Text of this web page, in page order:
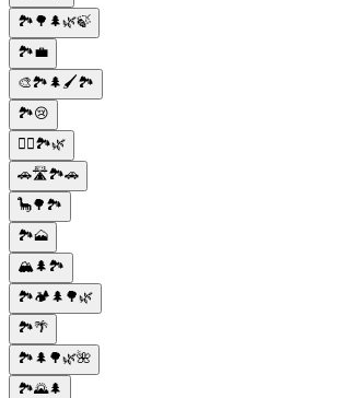
🏞️🌳🌲🌿🍃
🏞️💼
🎨🏞️🌲🖌️🏞️
🏞️😢
🚴‍♀️🏞️🌿
🚗🛣️🏞️🚗
🦕🌳🏞️
🏞️🗻
🏔️🌲🏞️
🏞️🏕️🌲🌳🌿
🏞️🌴
🏞️🌲🌳🌿🌺
🏞️🌄🌲